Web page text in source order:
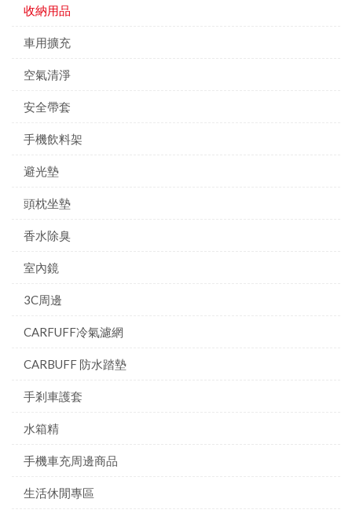
收納用品
車用擴充
空氣清淨
安全帶套
手機飲料架
避光墊
頭枕坐墊
香水除臭
室內鏡
3C周邊
CARFUFF冷氣濾網
CARBUFF 防水踏墊
手剎車護套
水箱精
手機車充周邊商品
生活休閒專區